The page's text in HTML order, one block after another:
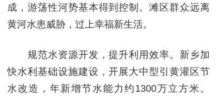
成，游荡性河势基本得到控制。滩区群众远离
黄河水患威胁，过上幸福新生活。
规范水资源开发，提升利用效率。新乡加
快水利基础设施建设，开展大中型引黄灌区节
水改造，年新增节水能力约1300万立方米。